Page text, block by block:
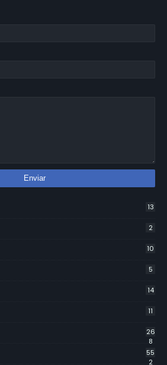
13
2
10
5
14
11
26
8
55
2